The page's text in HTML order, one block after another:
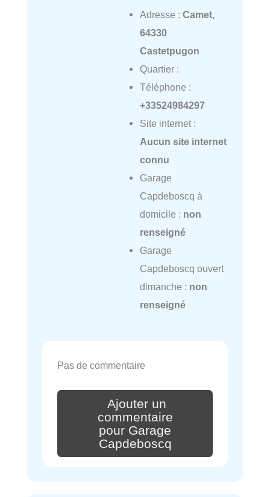
Adresse : Camet,
64330
Castetpugon
Quartier :
Téléphone :
+33524984297
Site internet :
Aucun site internet
connu
Garage
Capdeboscq à
domicile : non
renseigné
Garage
Capdeboscq ouvert
dimanche : non
renseigné
Pas de commentaire
Ajouter un
commentaire
pour Garage
Capdeboscq